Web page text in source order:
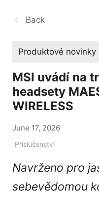
Back
Produktové novinky
MSI uvádí na
headsety
WIRELESS
June 17, 2026
Příslušenství
Navrženo pro
sebevědomou